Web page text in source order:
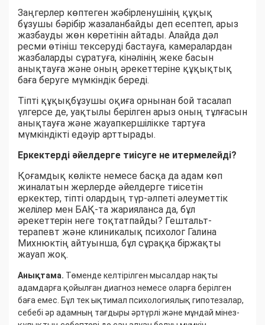
Заңгерлер көптеген жәбірленушінің құқық
бұзушы бәрібір жазаланбайды деп есептеп, арыз
жазбауды жөн көретінін айтады. Алайда дәл
ресми өтініш тексеруді бастауға, камералардан
жазбаларды сұратуға, кінәлінің жеке басын
анықтауға және оның әрекеттеріне құқықтық
баға беруге мүмкіндік береді.
Тіпті құқықбұзушы оқиға орнынан бой тасалап
үлгерсе де, уақтылы берілген арыз оның тұлғасын
анықтауға және жауапкершілікке тартуға
мүмкіндікті едәуір арттырады.
Еркектерді әйелдерге тиісуге не итермелейді?
Қоғамдық көлікте немесе басқа да адам көп
жиналатын жерлерде әйелдерге тиісетін
еркектер, тіпті олардың түр-әлпеті әлеуметтік
желілер мен БАҚ-та жарияланса да, бұл
әрекеттерін неге тоқтатпайды? Гештальт-
терапевт және клиникалық психолог Галина
Михнюктің айтуынша, бұл сұраққа біржақты
жауап жоқ.
Анықтама. Төменде келтірілген мысалдар нақты
адамдарға қойылған диагноз немесе оларға берілген
баға емес. Бұл тек ықтимал психологиялық гипотезалар,
себебі әр адамның тағдыры әртүрлі және мұндай мінез-